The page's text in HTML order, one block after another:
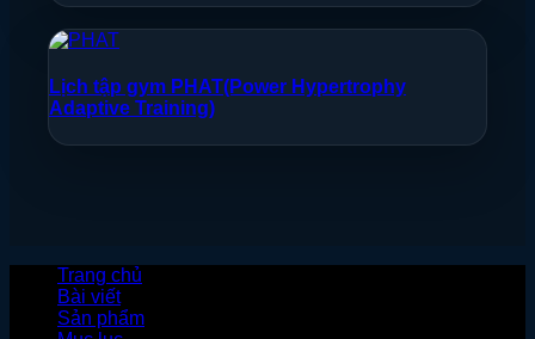
Lịch tập gym PHAT(Power Hypertrophy
Adaptive Training)
Trang chủ
Bài viết
Sản phẩm